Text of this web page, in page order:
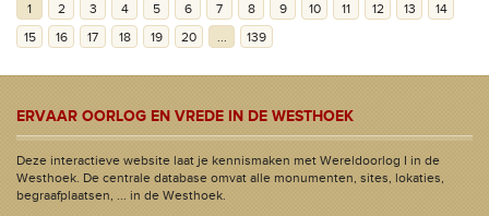
1 2 3 4 5 6 7 8 9 10 11 12 13
14
15
16 17 18 19 20 ... 139
ERVAAR OORLOG EN VREDE IN DE WESTHOEK
Deze interactieve website laat je kennismaken met Wereldoorlog I in de
Westhoek. De centrale database omvat alle monumenten, sites, lokaties,
begraafplaatsen, ... in de Westhoek.